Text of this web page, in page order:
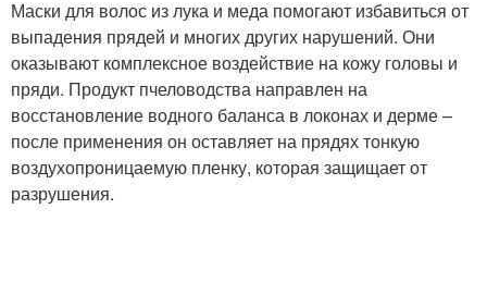
Ингредиенты в маску Классическая маска
Маска от выпадения Маски из меда
Маски для волос из лука и меда помогают избавиться от
выпадения прядей и многих других нарушений. Они
оказывают комплексное воздействие на кожу головы и
пряди. Продукт пчеловодства направлен на
восстановление водного баланса в локонах и дерме –
после применения он оставляет на прядях тонкую
воздухопроницаемую пленку, которая защищает от
разрушения.